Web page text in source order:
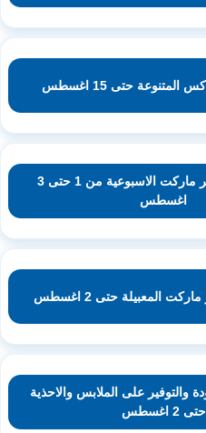
حتى 15 اغسطس
عروض مكة هايبر ماركت الاسبوعية من 1 حتى 3
اغسطس
المعبيلة حتى 2 اغسطس
والتوفير على الملابس والاحذية
حتى 2 اغسطس